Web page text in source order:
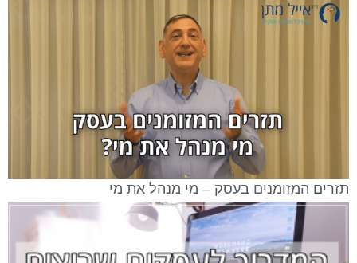
תזרים המזומנים בעסק – מי מנהל את מי